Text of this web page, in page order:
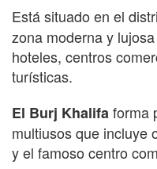
Está situado en el
zona moderna y
hoteles, centros
turísticas.
El Burj Khalifaforma
multiusos que incluye
y el famoso centro